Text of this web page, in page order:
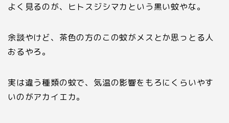
よく見るのが、ヒトスジシマカという黒い蚊やな。
余談やけど、茶色の方のこの蚊がメスとか思っとる人
おるやろ。
実は違う種類の蚊で、気温の影響をもろにくらいやす
いのがアカイエカ。